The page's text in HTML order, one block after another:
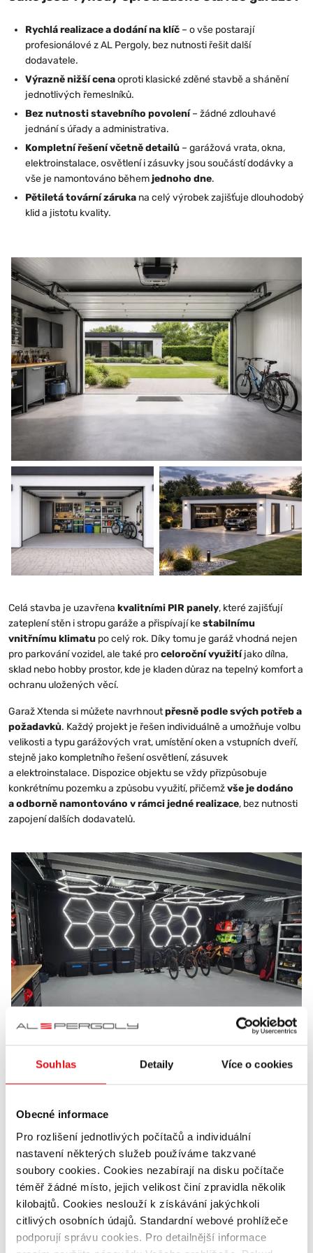
Souhlas Detaily Více o cookies
Obecné informace
Pro rozlišení jednotlivých počítačů a individuální
nastavení některých služeb používáme takzvané
soubory cookies. Cookies nezabírají na disku počítače
téměř žádné místo, jejich velikost činí zpravidla několik
kilobajtů. Cookies neslouží k získávání jakýchkoli
citlivých osobních údajů. Standardní webové prohlížeče
podporují správu cookies. Pro detailnější informace
Rychlá realizace a dodání na klíč – o vše postarají
profesionálové z AL Pergoly, bez nutnosti řešit další
dodavatele.
Výrazně nižší cenaoproti klasické zděné stavbě a shánění
jednotlivých řemeslníků.
Bez nutnosti stavebního povolení– žádné zdlouhavé
jednání s úřady a administrativa.
Kompletní řešení včetně detailů – garážová vrata, okna,
elektroinstalace, osvětlení i zásuvky jsou součástí dodávky a
vše je namontováno během jednoho dne.
Pětiletá tovární záruka na celý výrobek zajišťuje dlouhodobý
klid a jistotu kvality.
Celá stavba je uzavřena kvalitními PIR panely, které zajišťují
zateplení stěn i stropu garáže a přispívají kestabilnímu
vnitřnímu klimatu po celý rok. Díky tomu je garáž vhodná nejen
pro parkování vozidel, ale také proceloroční využitíjako dílna,
sklad nebo hobby prostor, kde je kladen důraz na tepelný komfort a
ochranu uložených věcí.
Garaž Xtenda si můžete navrhnoutpřesně podle svých potřeb a
požadavků. Každý projekt je řešen individuálně a umožňuje volbu
velikosti a typu garážových vrat, umístění oken a vstupních dveří,
stejně jako kompletního řešení osvětlení, zásuvek
a elektroinstalace. Dispozice objektu se vždy přizpůsobuje
konkrétnímu pozemku a způsobu využití, přičemžvše je dodáno
a odborně namontováno v rámci jedné realizace, bez nutnosti
zapojení dalších dodavatelů.